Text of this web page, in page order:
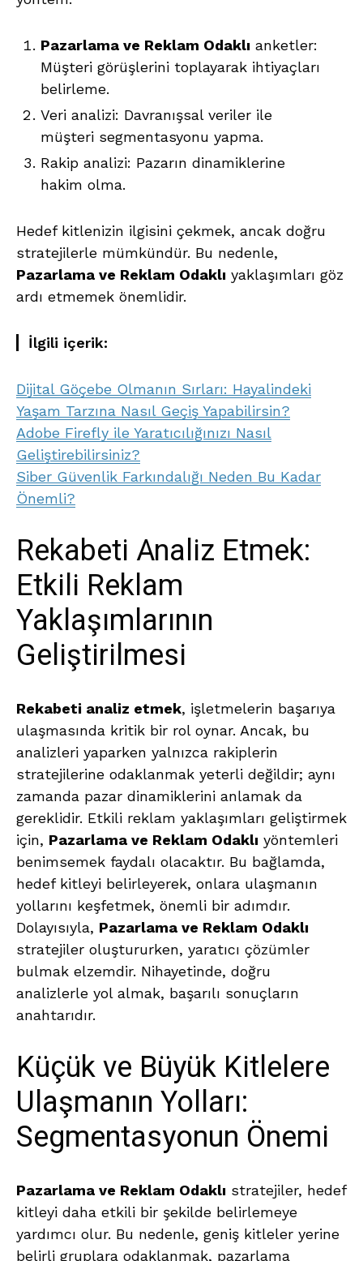
Pazarlama ve Reklam Odaklı anketler:
Müşteri görüşlerini toplayarak ihtiyaçları
belirleme.
Veri analizi: Davranışsal veriler ile
müşteri segmentasyonu yapma.
Rakip analizi: Pazarın dinamiklerine
hakim olma.
Hedef kitlenizin ilgisini çekmek, ancak doğru
stratejilerle mümkündür. Bu nedenle,
Pazarlama ve Reklam Odaklı yaklaşımları göz
ardı etmemek önemlidir.
İlgili içerik:
Dijital Göçebe Olmanın Sırları: Hayalindeki
Yaşam Tarzına Nasıl Geçiş Yapabilirsin?
Adobe Firefly ile Yaratıcılığınızı Nasıl
Geliştirebilirsiniz?
Siber Güvenlik Farkındalığı Neden Bu Kadar
Önemli?
Rekabeti Analiz Etmek:
Etkili Reklam
Yaklaşımlarının
Geliştirilmesi
Rekabeti analiz etmek, işletmelerin başarıya
ulaşmasında kritik bir rol oynar. Ancak, bu
analizleri yaparken yalnızca rakiplerin
stratejilerine odaklanmak yeterli değildir; aynı
zamanda pazar dinamiklerini anlamak da
gereklidir. Etkili reklam yaklaşımları geliştirmek
için, Pazarlama ve Reklam Odaklı yöntemleri
benimsemek faydalı olacaktır. Bu bağlamda,
hedef kitleyi belirleyerek, onlara ulaşmanın
yollarını keşfetmek, önemli bir adımdır.
Dolayısıyla, Pazarlama ve Reklam Odaklı
stratejiler oluştururken, yaratıcı çözümler
bulmak elzemdir. Nihayetinde, doğru
analizlerle yol almak, başarılı sonuçların
anahtarıdır.
Küçük ve Büyük Kitlelere
Ulaşmanın Yolları:
Segmentasyonun Önemi
Pazarlama ve Reklam Odaklı stratejiler, hedef
kitleyi daha etkili bir şekilde belirlemeye
yardımcı olur. Bu nedenle, geniş kitleler yerine
belirli gruplara odaklanmak, pazarlama